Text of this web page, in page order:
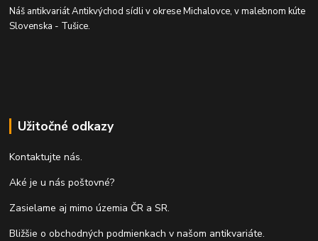
Náš antikvariát Antikvýchod sídli v okrese Michalovce, v malebnom kúte
Slovenska - Tušice.
Užitočné odkazy
Kontaktujte nás.
Aké je u nás poštovné?
Zasielame aj mimo územia ČR a SR.
Bližšie o obchodných podmienkach v našom antikvariáte.